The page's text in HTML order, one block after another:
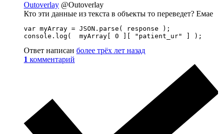
Outoverlay @Outoverlay
Кто эти данные из текста в объекты то переведет? Емае
var myArray = JSON.parse( response );
console.log(  myArray[ 0 ][ "patient_ur" ] );
Ответ написан более трёх лет назад
1 комментарий